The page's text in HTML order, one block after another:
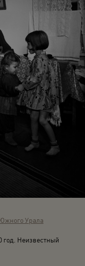
Урала
год. Неизвестный